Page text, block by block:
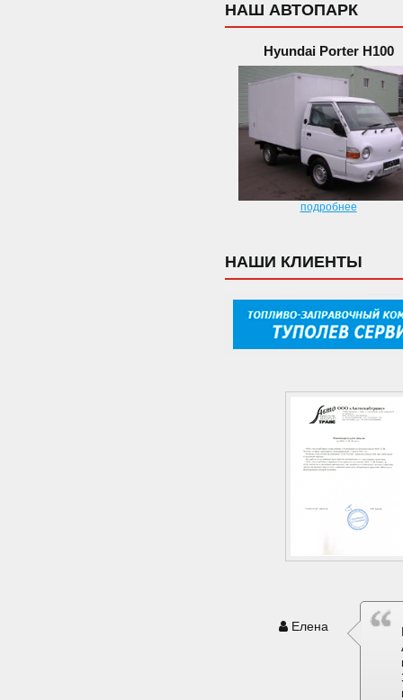
НАШ АВТОПАРК
Hyundai Porter H100
подробнее
НАШИ КЛИЕНТЫ
Елена